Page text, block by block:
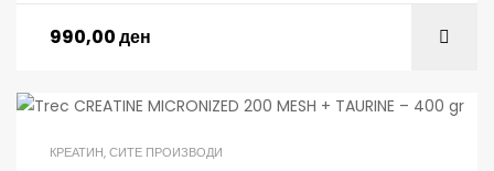
990,00ден
КРЕАТИН,СИТЕ ПРОИЗВОДИ